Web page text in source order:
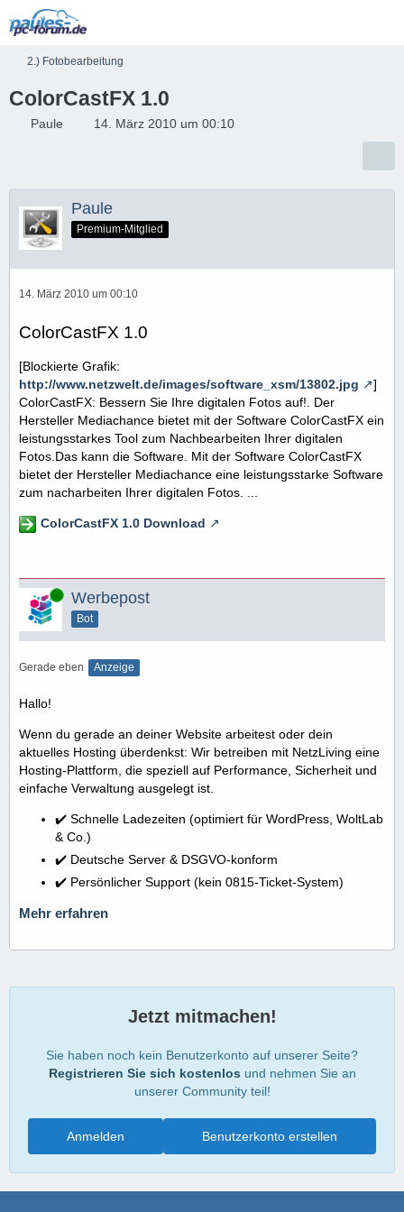
2.) Fotobearbeitung
ColorCastFX 1.0
Paule 14. März 2010 um 00:10
Paule
Premium-Mitglied
14. März 2010 um 00:10
ColorCastFX 1.0
[Blockierte Grafik:
http://www.netzwelt.de/images/software_xsm/13802.jpg
]
ColorCastFX: Bessern Sie Ihre digitalen Fotos auf!. Der
Hersteller Mediachance bietet mit der Software ColorCastFX ein
leistungsstarkes Tool zum Nachbearbeiten Ihrer digitalen
Fotos.Das kann die Software. Mit der Software ColorCastFX
bietet der Hersteller Mediachance eine leistungsstarke Software
zum nacharbeiten Ihrer digitalen Fotos. ...
ColorCastFX 1.0 Download
Online Werbepost
Bot
Gerade eben Anzeige
Hallo!
Wenn du gerade an deiner Website arbeitest oder dein
aktuelles Hosting überdenkst: Wir betreiben mit NetzLiving eine
Hosting-Plattform, die speziell auf Performance, Sicherheit und
einfache Verwaltung ausgelegt ist.
✔️ Schnelle Ladezeiten (optimiert für WordPress, WoltLab
& Co.)
✔️ Deutsche Server & DSGVO-konform
✔️ Persönlicher Support (kein 0815-Ticket-System)
Mehr erfahren
Jetzt mitmachen!
Sie haben noch kein Benutzerkonto auf unserer Seite?
Registrieren Sie sich kostenlos und nehmen Sie an
unserer Community teil!
Benutzerkonto erstellen
Anmelden